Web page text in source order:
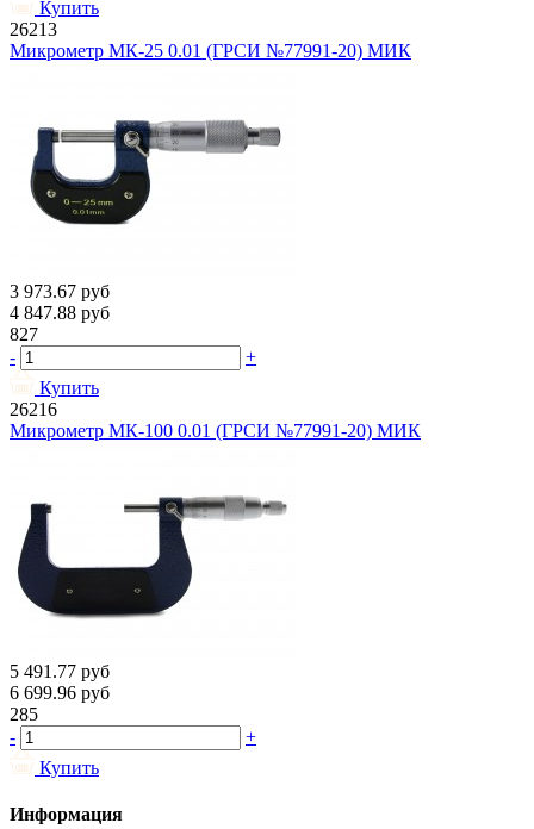
Купить
26213
Микрометр МК-25 0.01 (ГРСИ №77991-20) МИК
3 973.67 руб
4 847.88 руб
827
-
+
Купить
26216
Микрометр МК-100 0.01 (ГРСИ №77991-20) МИК
5 491.77 руб
6 699.96 руб
285
-
+
Купить
Информация